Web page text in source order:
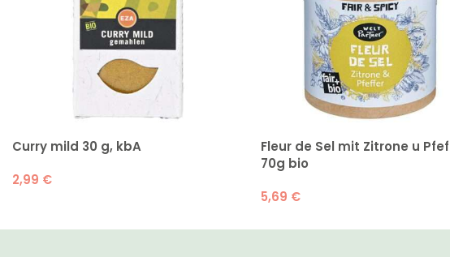
Curry mild 30 g, kbA
2,99 €
Fleur de Sel mit Zitrone u
70g bio
5,69 €